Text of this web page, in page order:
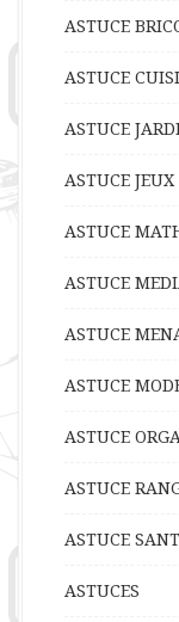
ASTUCE
ASTUCE
ASTUCE
ASTUCE JEUX
ASTUCE
ASTUCE
ASTUCE
ASTUCE
ASTUCE
ASTUCE
ASTUCE
ASTUCES